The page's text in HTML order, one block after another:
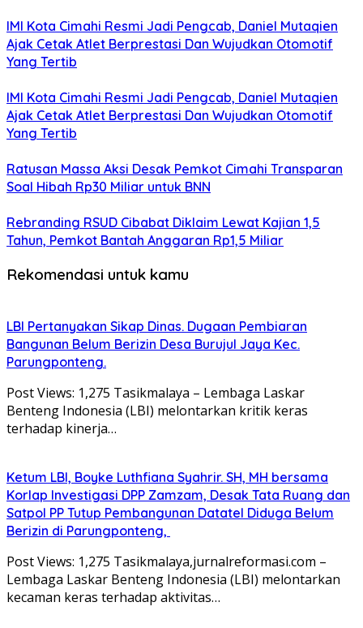
IMI Kota Cimahi Resmi Jadi Pengcab, Daniel Mutaqien
Ajak Cetak Atlet Berprestasi Dan Wujudkan Otomotif
Yang Tertib
IMI Kota Cimahi Resmi Jadi Pengcab, Daniel Mutaqien
Ajak Cetak Atlet Berprestasi Dan Wujudkan Otomotif
Yang Tertib
Ratusan Massa Aksi Desak Pemkot Cimahi Transparan
Soal Hibah Rp30 Miliar untuk BNN
Rebranding RSUD Cibabat Diklaim Lewat Kajian 1,5
Tahun, Pemkot Bantah Anggaran Rp1,5 Miliar
Rekomendasi untuk kamu
LBI Pertanyakan Sikap Dinas. Dugaan Pembiaran
Bangunan Belum Berizin Desa Burujul Jaya Kec.
Parungponteng.
Post Views: 1,275 Tasikmalaya – Lembaga Laskar
Benteng Indonesia (LBI) melontarkan kritik keras
terhadap kinerja…
Ketum LBI, Boyke Luthfiana Syahrir. SH, MH bersama
Korlap Investigasi DPP Zamzam, Desak Tata Ruang dan
Satpol PP Tutup Pembangunan Datatel Diduga Belum
Berizin di Parungponteng,
Post Views: 1,275 Tasikmalaya,jurnalreformasi.com –
Lembaga Laskar Benteng Indonesia (LBI) melontarkan
kecaman keras terhadap aktivitas…